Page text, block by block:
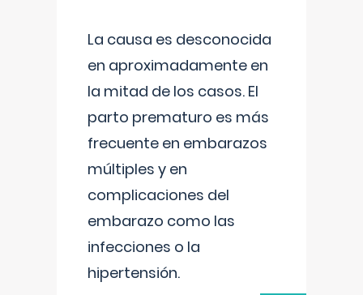
La causa es desconocida
en aproximadamente en
la mitad de los casos. El
parto prematuro es más
frecuente en embarazos
múltiples y en
complicaciones del
embarazo como las
infecciones o la
hipertensión.